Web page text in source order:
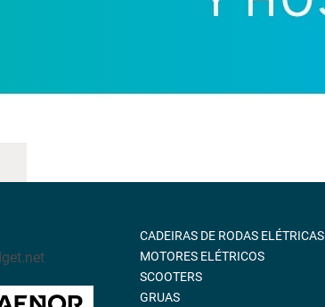
CADEIRAS DE RODAS ELÉTRICAS
MOTORES ELÉTRICOS
SCOOTERS
GRUAS